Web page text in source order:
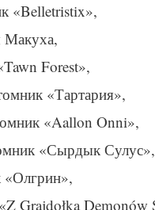
«Belletristix»,
Макуха,
Forest»,
«Тартария»,
«Aallon Onni»,
«Сырдык Сулус»,
«Олгрин»,
Grajdołka Demonów